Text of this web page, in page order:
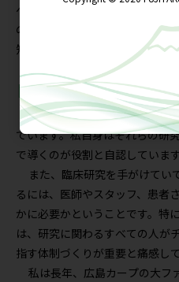
へのメリットが期待されるデー
の拡大や多角的な研究結果が集
知見が得られるのではないかと
臨床研究の結果を現
現在も野出先生のもと、われ
でいます。私自身はそれらの研
で導くのが役割と自認しています
また、臨床研究を手がけてい
るには、医師やスタッフ、患者
かに必要かということです。特
は、研究に関わるすべての人が
指す体制づくりが重要と痛感して
私は長年、広島カープの大フ